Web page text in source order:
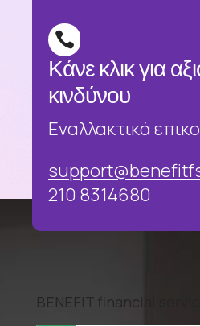

Κάνε κλικ για
κινδύνου
Εναλλακτικά
210 8314680
BENEFIT financial